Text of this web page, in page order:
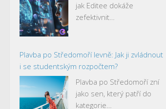
jak Editee dokáže
zefektivnit…
Plavba po Středomoří levně: Jak ji zvládnout
i se studentským rozpočtem?
Plavba po Středomoří zní
jako sen, který patří do
kategorie…